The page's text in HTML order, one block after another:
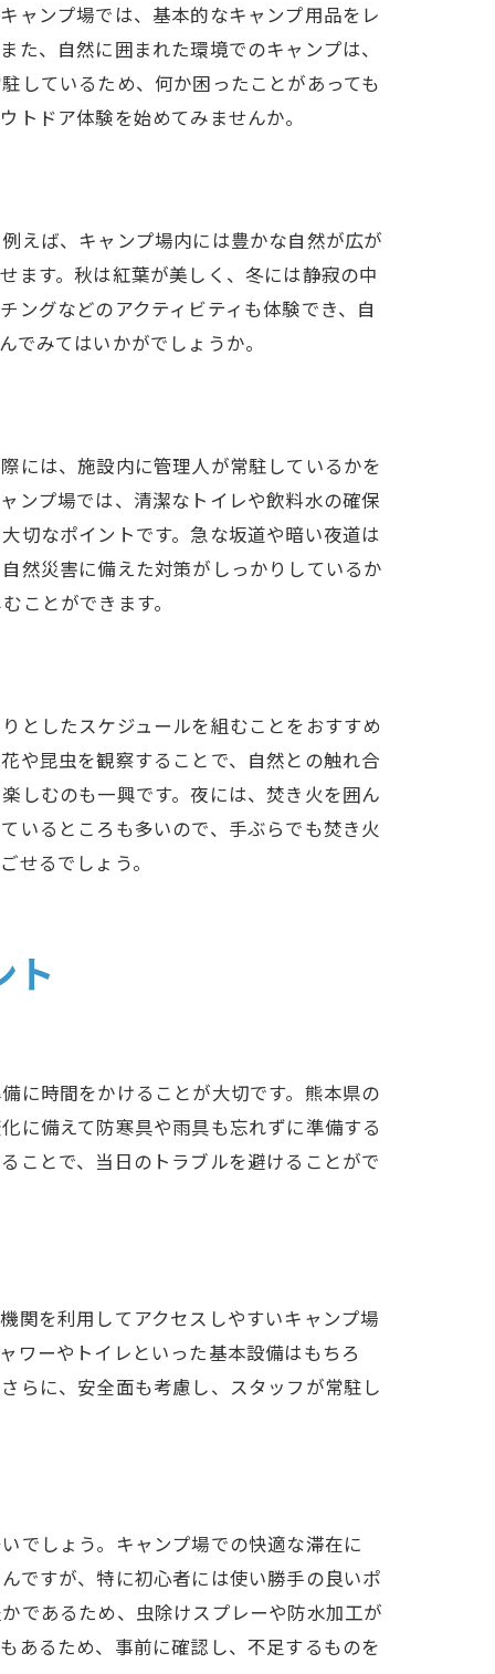
ャンプ場では、基本的なキャンプ用品をレ
、自然に囲まれた環境でのキャンプは、
しているため、何か困ったことがあっても
ドア体験を始めてみませんか。
えば、キャンプ場内には豊かな自然が広が
ます。秋は紅葉が美しく、冬には静寂の中
ングなどのアクティビティも体験でき、自
みてはいかがでしょうか。
には、施設内に管理人が常駐しているかを
ンプ場では、清潔なトイレや飲料水の確保
切なポイントです。急な坂道や暗い夜道は
然災害に備えた対策がしっかりしているか
ことができます。
としたスケジュールを組むことをおすすめ
や昆虫を観察することで、自然との触れ合
しむのも一興です。夜には、焚き火を囲ん
いるところも多いので、手ぶらでも焚き火
せるでしょう。
ト
に時間をかけることが大切です。熊本県の
に備えて防寒具や雨具も忘れずに準備する
ことで、当日のトラブルを避けることがで
関を利用してアクセスしやすいキャンプ場
ワーやトイレといった基本設備はもちろ
らに、安全面も考慮し、スタッフが常駐し
でしょう。キャンプ場での快適な滞在に
ですが、特に初心者には使い勝手の良いポ
であるため、虫除けスプレーや防水加工が
あるため、事前に確認し、不足するものを